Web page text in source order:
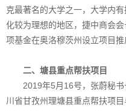
克最著名的大学之一，大学内
化较为理想的地区，捷中商会
项基金在奥洛穆茨州设立项目推
二、塘县重点帮扶项目
2019年5月16号，张蔚秘
川省甘孜州理塘县重点帮扶项